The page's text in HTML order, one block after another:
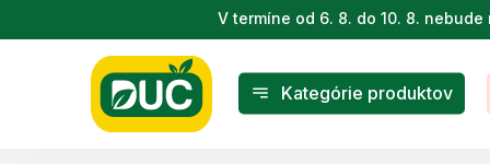
na
V termíne od 6. 8. do 10. 8.
Kategórie produktov